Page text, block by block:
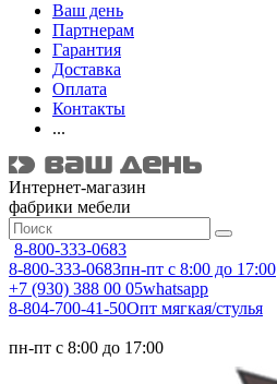
Ваш день
Партнерам
Гарантия
Доставка
Оплата
Контакты
...
Интернет-магазин
фабрики мебели
8-800-333-0683
8-800-333-0683пн-пт с 8:00 до 17:00
+7 (930) 388 00 05whatsapp
8-804-700-41-50Опт мягкая/стулья
пн-пт с 8:00 до 17:00